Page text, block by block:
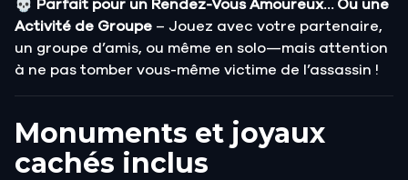
💀 Parfait pour un Rendez-Vous Amoureux… Ou une
Activité de Groupe – Jouez avec votre partenaire,
un groupe d’amis, ou même en solo—mais attention
à ne pas tomber vous-même victime de l’assassin !
Monuments et joyaux
cachés inclus